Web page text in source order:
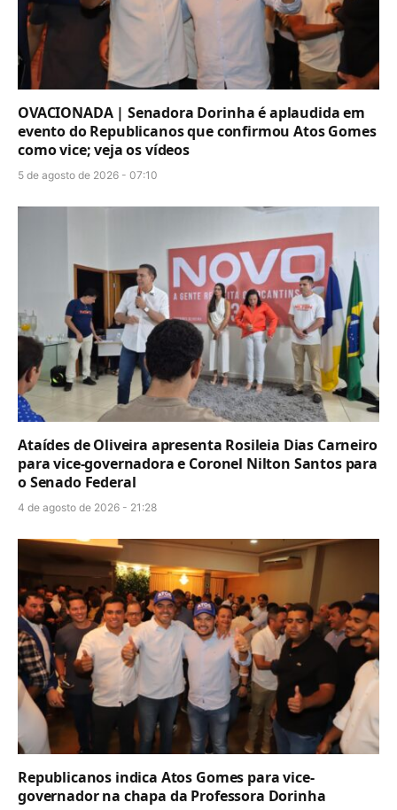
OVACIONADA | Senadora Dorinha é aplaudida em
evento do Republicanos que confirmou Atos Gomes
como vice; veja os vídeos
5 de agosto de 2026 - 07:10
Ataídes de Oliveira apresenta Rosileia Dias Carneiro
para vice-governadora e Coronel Nilton Santos para
o Senado Federal
4 de agosto de 2026 - 21:28
Republicanos indica Atos Gomes para vice-
governador na chapa da Professora Dorinha